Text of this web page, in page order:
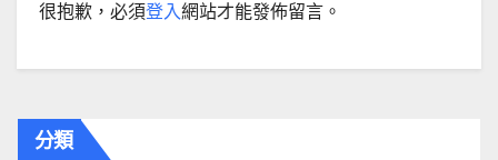
很抱歉，必須登入網站才能發佈留言。
分類